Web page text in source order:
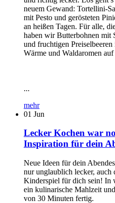
neuem Gewand: Tortellini-
mit Pesto und gerösteten
an heißen Tagen. Für alle,
haben wir Butterbohnen mit
und fruchtigen
Wärme und Waldaromen auf
...
mehr
01 Jun
Lecker Kochen war
Inspiration für dein
Neue Ideen für dein
nur unglaublich lecker,
Kinderspiel für dich sein! In
ein kulinarische Mahlzeit
von 30 Minuten fertig.